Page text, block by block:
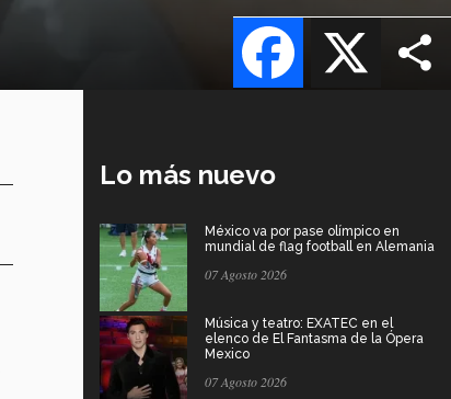
X
Facebook
Lo más nuevo
México va por pase olímpico en
mundial de flag football en Alemania
07 Agosto 2026
Música y teatro: EXATEC en el
elenco de El Fantasma de la Ópera
Mexico
07 Agosto 2026